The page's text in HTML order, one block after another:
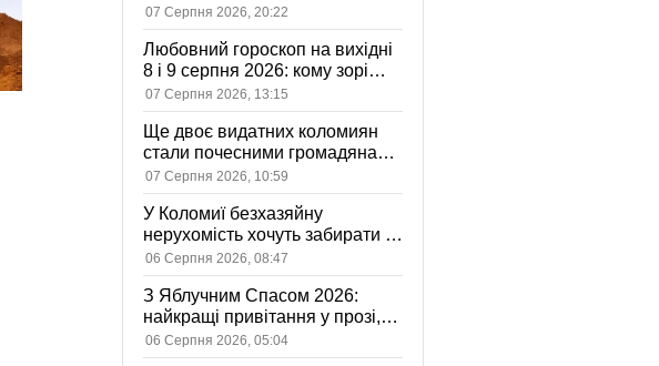
що зорі готують у стосунках
кожному знаку
07 Серпня 2026, 20:22
Любовний гороскоп на вихідні
8 і 9 серпня 2026: кому зорі
обіцяють ніжність, а кому —
важливу розмову
07 Серпня 2026, 13:15
Ще двоє видатних коломиян
стали почесними громадянами
міста
07 Серпня 2026, 10:59
У Коломиї безхазяйну
нерухомість хочуть забирати у
власність громади: що це
означає
06 Серпня 2026, 08:47
З Яблучним Спасом 2026:
найкращі привітання у прозі,
віршах та картинках
06 Серпня 2026, 05:04